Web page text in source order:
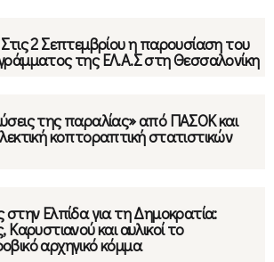
2 Σεπτεμβρίου η παρουσίαση του
της ΕΛ.Α.Σ στη Θεσσαλονίκη
της παραλίας» από ΠΑΣΟΚ και
κοπτοραπτική στατιστικών
στην Ελπίδα για τη Δημοκρατία:
Καρυστιανού και αυλικοί το
αρχηγικό κόμμα